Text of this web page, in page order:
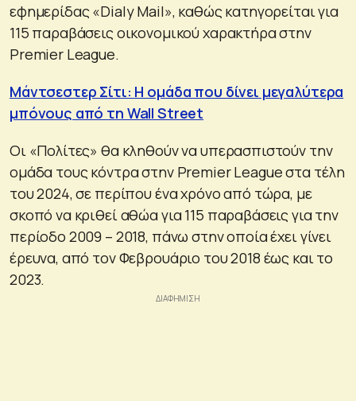
εφημερίδας «Dialy Mail», καθώς κατηγορείται για
115 παραβάσεις οικονομικού χαρακτήρα στην
Premier League.
Μάντσεστερ Σίτι: Η ομάδα που δίνει μεγαλύτερα
μπόνους από τη Wall Street
Οι «Πολίτες» θα κληθούν να υπερασπιστούν την
ομάδα τους κόντρα στην Premier League στα τέλη
του 2024, σε περίπου ένα χρόνο από τώρα, με
σκοπό να κριθεί αθώα για 115 παραβάσεις για την
περίοδο 2009 – 2018, πάνω στην οποία έχει γίνει
έρευνα, από τον Φεβρουάριο του 2018 έως και το
2023.